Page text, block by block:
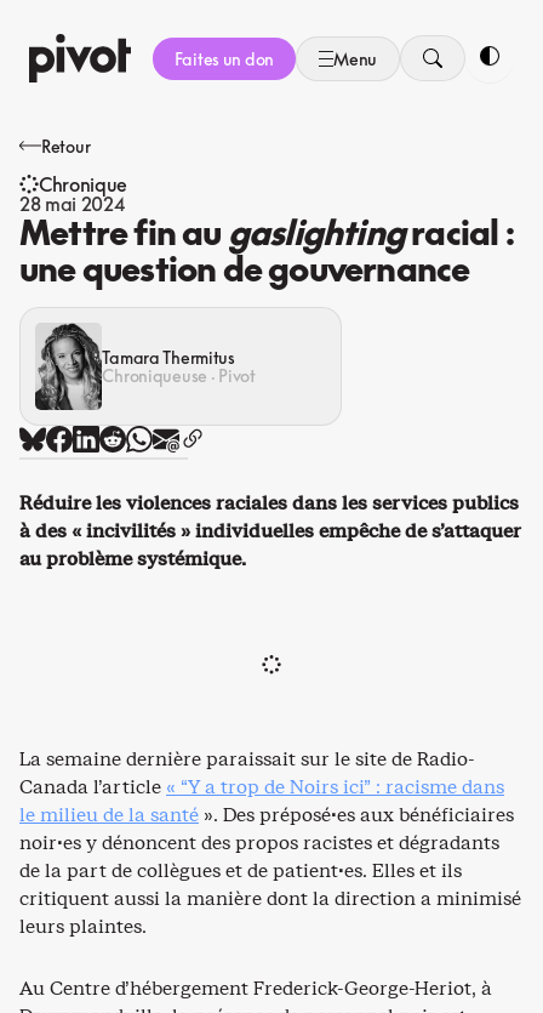
au
contenu
Faites un don Menu
Retour
Chronique
28 mai 2024
Mettre fin au gaslightingracial :
une question de gouvernance
Tamara Thermitus
Chroniqueuse · Pivot
Réduire les violences raciales dans les services publics
à des « incivilités » individuelles empêche de s’attaquer
au problème systémique.
La semaine dernière paraissait sur le site de Radio-
Canada l’article « “Y a trop de Noirs ici” : racisme dans
le milieu de la santé ». Des préposé·es aux bénéficiaires
noir·es y dénoncent des propos racistes et dégradants
de la part de collègues et de patient·es. Elles et ils
critiquent aussi la manière dont la direction a minimisé
leurs plaintes.
Au Centre d’hébergement Frederick-George-Heriot, à